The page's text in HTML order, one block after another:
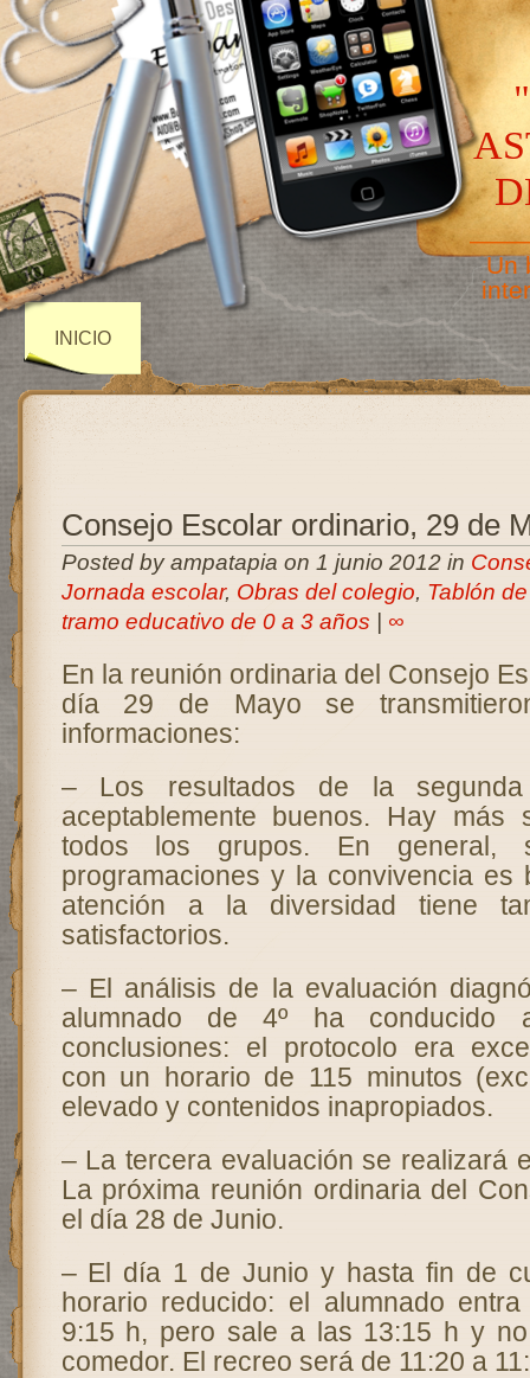
Un
INICIO
Consejo Escolar ordinario, 29 de
Posted by ampatapia on 1 junio 2012 in
Jornada escolar, Obras del colegio, Tablón
tramo educativo de 0 a 3 años
∞
En la reunión ordinaria del Consejo
día 29 de Mayo se
informaciones:
– Los resultados de la segunda
aceptablemente buenos. Hay más
todos los grupos. En general,
programaciones y la convivencia es
atención a la diversidad tiene
satisfactorios.
– El análisis de la evaluación
alumnado de 4º ha conducido
conclusiones: el protocolo era
con un horario de 115 minutos
elevado y contenidos inapropiados.
– La tercera evaluación se realizará
La próxima reunión ordinaria del
el día 28 de Junio.
– El día 1 de Junio y hasta fin de
horario reducido: el alumnado
9:15 h, pero sale a las 13:15 h y
comedor. El recreo será de 11:20 a